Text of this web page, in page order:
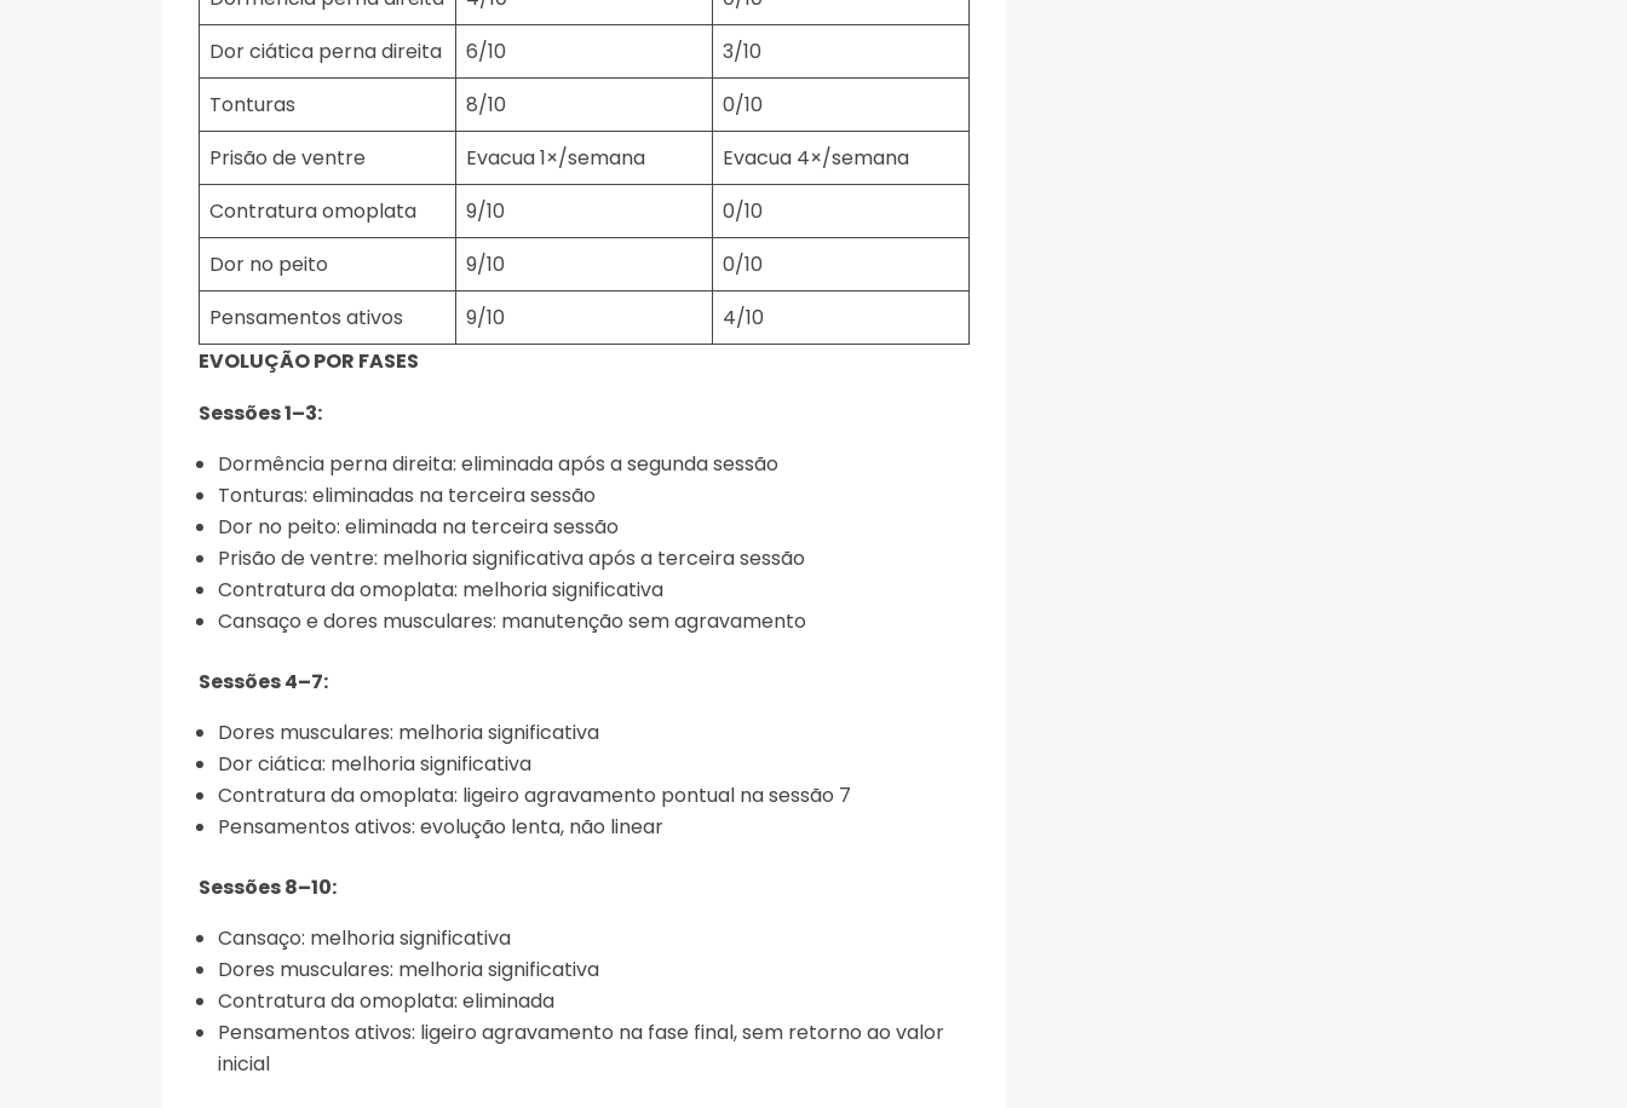
Dor ciática perna direita
6/10
3/10
Tonturas
8/10
0/10
Prisão de ventre
Evacua 1×/semana
Evacua 4×/semana
Contratura omoplata
9/10
0/10
Dor no peito
9/10
0/10
Pensamentos ativos
9/10
4/10
EVOLUÇÃO POR FASES
Sessões 1–3:
Dormência perna direita: eliminada após a segunda sessão
Tonturas: eliminadas na terceira sessão
Dor no peito: eliminada na terceira sessão
Prisão de ventre: melhoria significativa após a terceira sessão
Contratura da omoplata: melhoria significativa
Cansaço e dores musculares: manutenção sem agravamento
Sessões 4–7:
Dores musculares: melhoria significativa
Dor ciática: melhoria significativa
Contratura da omoplata: ligeiro agravamento pontual na sessão 7
Pensamentos ativos: evolução lenta, não linear
Sessões 8–10:
Cansaço: melhoria significativa
Dores musculares: melhoria significativa
Contratura da omoplata: eliminada
Pensamentos ativos: ligeiro agravamento na fase final, sem retorno ao valor
inicial